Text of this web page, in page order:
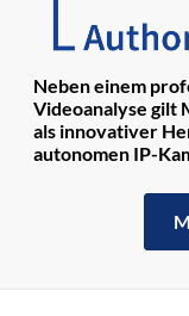
Neben einem
Videoanalyse gilt
als innovativer
autonomen IP-